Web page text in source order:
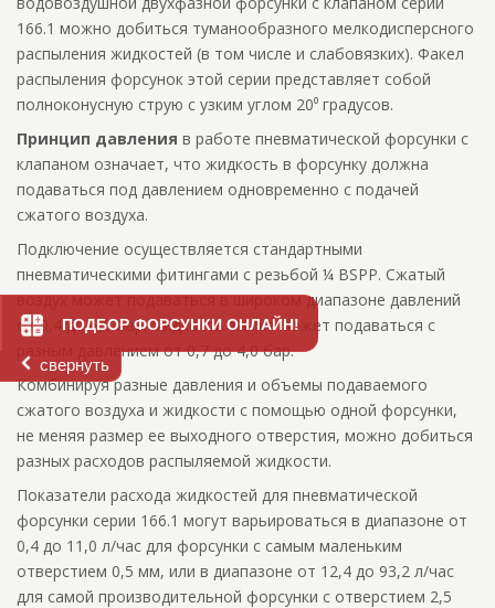
ПОДБОР ФОРСУНКИ ОНЛАЙН!
свернуть
166.1 можно добиться туманообразного мелкодисперсного
распыления жидкостей (в том числе и слабовязких). Факел
распыления форсунок этой серии представляет собой
полноконусную струю с узким углом 20⁰ градусов.
Принцип давления в работе пневматической форсунки с
клапаном означает, что жидкость в форсунку должна
подаваться под давлением одновременно с подачей
сжатого воздуха.
Подключение осуществляется стандартными
пневматическими фитингами с резьбой ¼ BSPP. Сжатый
воздух может подаваться в широком диапазоне давлений
от 0,4 до 6,0 бар. Жидкость также может подаваться с
разным давлением от 0,7 до 4,0 бар.
Комбинируя разные давления и объемы подаваемого
сжатого воздуха и жидкости с помощью одной форсунки,
не меняя размер ее выходного отверстия, можно добиться
разных расходов распыляемой жидкости.
Показатели расхода жидкостей для пневматической
форсунки серии 166.1 могут варьироваться в диапазоне от
0,4 до 11,0 л/час для форсунки с самым маленьким
отверстием 0,5 мм, или в диапазоне от 12,4 до 93,2 л/час
для самой производительной форсунки с отверстием 2,5